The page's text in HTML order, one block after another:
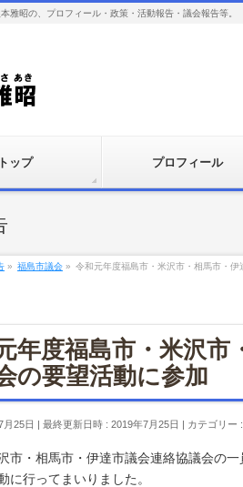
雅昭の、プロフィール・政策・活動報告・議会報告等。
トップ プロフィール
» 福島市議会 » 令和元年度福島市・米沢市・相馬市・
年度福島市・米沢市
の要望活動に参加
月25日 最終更新日時 : 2019年7月25日 カテゴリー :
市・相馬市・伊達市議会連絡協議会の
に行ってまいりました。